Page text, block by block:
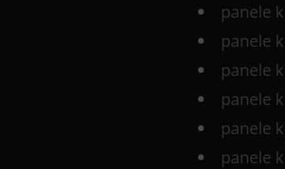
panele
panele
panele
panele
panele
panele